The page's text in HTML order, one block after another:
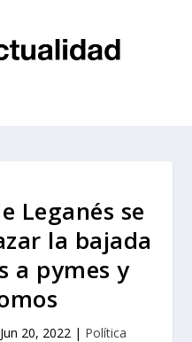
Leganés se
la bajada
a pymes y
Jun 20, 2022 | Política